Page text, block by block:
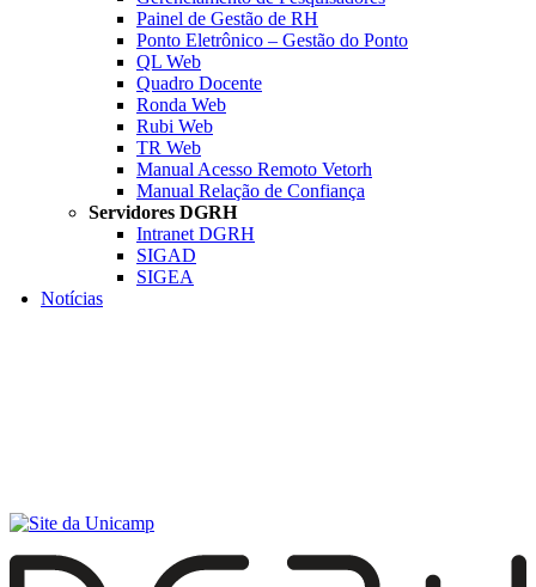
Painel de Gestão de RH
Ponto Eletrônico – Gestão do Ponto
QL Web
Quadro Docente
Ronda Web
Rubi Web
TR Web
Manual Acesso Remoto Vetorh
Manual Relação de Confiança
Servidores DGRH
Intranet DGRH
SIGAD
SIGEA
Notícias